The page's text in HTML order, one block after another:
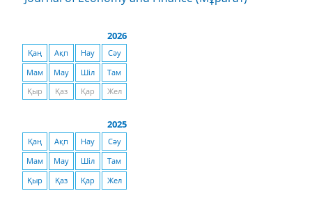
2026
Қаң Ақп Нау
Сәу
Мам
Мау Шіл
Там
Қыр
Қаз Қар Жел
2025
Қаң Ақп Нау
Сәу
Мам
Мау Шіл
Там
Қыр
Қаз Қар Жел